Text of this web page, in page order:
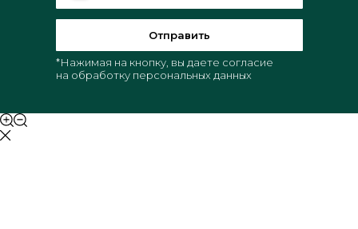
Отправить
*Нажимая на кнопку, вы даете согласие
на обработку персональных данных